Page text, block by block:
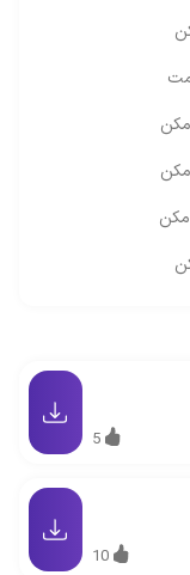
5
10